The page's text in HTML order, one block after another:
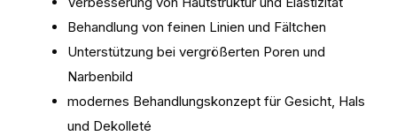
Behandlung von feinen Linien und Fältchen
Unterstützung bei vergrößerten Poren und
Narbenbild
modernes Behandlungskonzept für Gesicht, Hals
und Dekolleté